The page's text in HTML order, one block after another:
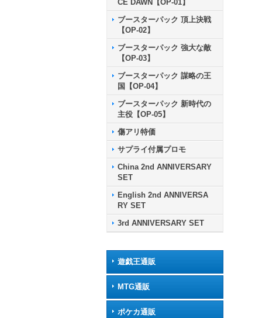
CE DAWN【OP-01】
ブースターパック 頂上決戦
【OP-02】
ブースターパック 強大な敵
【OP-03】
ブースターパック 謀略の王
国【OP-04】
ブースターパック 新時代の
主役【OP-05】
傷アリ特価
サプライ付属プロモ
China 2nd ANNIVERSARY
SET
English 2nd ANNIVERSA
RY SET
3rd ANNIVERSARY SET
遊戯王通販
MTG通販
ポケカ通販